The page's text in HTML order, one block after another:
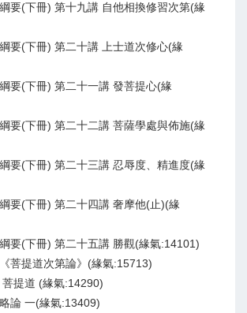
要(下冊) 第十九講 自他相換修習次第(緣
要(下冊) 第二十講 上士道次修心(緣
要(下冊) 第二十一講 發菩提心(緣
要(下冊) 第二十二講 菩薩學處與佈施(緣
要(下冊) 第二十三講 忍辱度、精進度(緣
要(下冊) 第二十四講 奢摩他(止)(緣
要(下冊) 第二十五講 勝觀(緣氣:14101)
菩提道次第論》(緣氣:15713)
提道 (緣氣:14290)
論 一(緣氣:13409)